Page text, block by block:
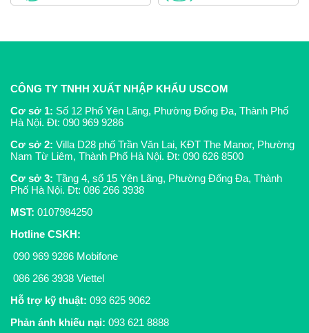
CÔNG TY TNHH XUẤT NHẬP KHẨU USCOM
Cơ sở 1: Số 12 Phố Yên Lãng, Phường Đống Đa, Thành Phố
Hà Nội. Đt: 090 969 9286
Cơ sở 2: Villa D28 phố Trần Văn Lai, KĐT The Manor, Phường
Nam Từ Liêm, Thành Phố Hà Nội. Đt: 090 626 8500
Cơ sở 3: Tầng 4, số 15 Yên Lãng, Phường Đống Đa, Thành
Phố Hà Nội. Đt: 086 266 3938
MST: 0107984250
Hotline CSKH:
090 969 9286 Mobifone
086 266 3938 Viettel
Hỗ trợ kỹ thuật: 093 625 9062
Phản ánh khiếu nại: 093 621 8888